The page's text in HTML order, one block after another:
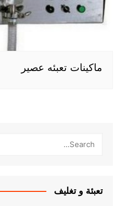
ماكينات تعبئه عصير
تعبئة و تغليف